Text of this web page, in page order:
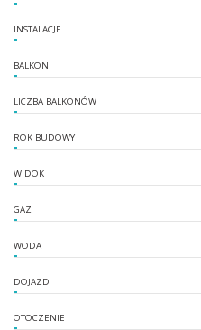
INSTALACJE
BALKON
LICZBA BALKONÓW
ROK BUDOWY
WIDOK
GAZ
WODA
DOJAZD
OTOCZENIE